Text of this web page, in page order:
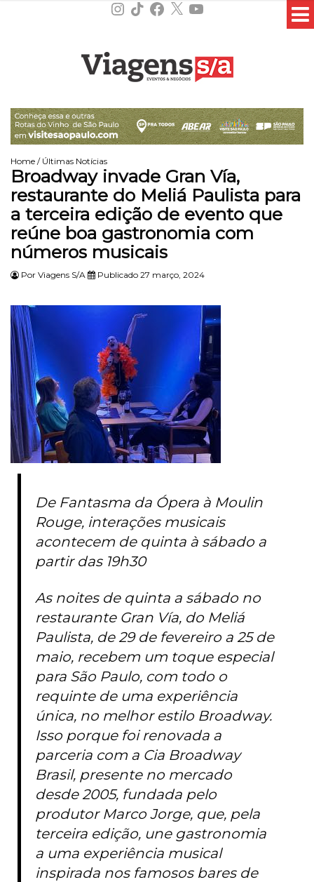
Instagram
TikTokFacebook
X YouTube
Home / Últimas Notícias
Broadway invade Gran Vía,
restaurante do Meliá Paulista para
a terceira edição de evento que
reúne boa gastronomia com
números musicais
Por Viagens S/A Publicado 27 março, 2024
De Fantasma da Ópera à Moulin
Rouge, interações musicais
acontecem de quinta à sábado a
partir das 19h30
As noites de quinta a sábado no
restaurante Gran Vía, do Meliá
Paulista, de 29 de fevereiro a 25 de
maio, recebem um toque especial
para São Paulo, com todo o
requinte de uma experiência
única, no melhor estilo Broadway.
Isso porque foi renovada a
parceria com a Cia Broadway
Brasil, presente no mercado
desde 2005, fundada pelo
produtor Marco Jorge, que, pela
terceira edição, une gastronomia
a uma experiência musical
inspirada nos famosos bares de